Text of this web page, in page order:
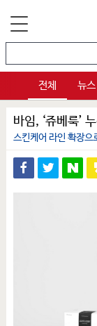
전체 뉴스
바임, ‘쥬베룩’
스킨케어 라인 확장으